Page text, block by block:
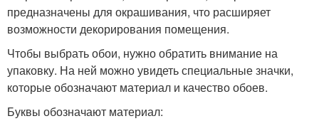
предназначены для окрашивания, что расширяет
возможности декорирования помещения.
Чтобы выбрать обои, нужно обратить внимание на
упаковку. На ней можно увидеть специальные значки,
которые обозначают материал и качество обоев.
Буквы обозначают материал: